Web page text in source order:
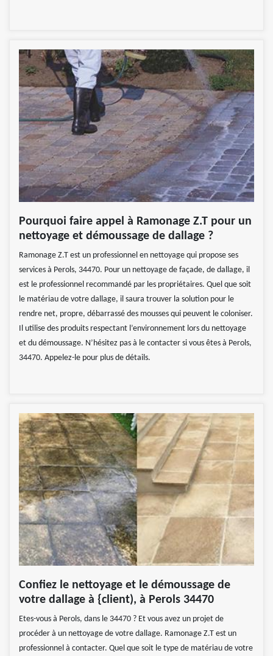
Pourquoi faire appel à Ramonage Z.T pour un
nettoyage et démoussage de dallage ?
Ramonage Z.T est un professionnel en nettoyage qui propose ses
services à Perols, 34470. Pour un nettoyage de façade, de dallage, il
est le professionnel recommandé par les propriétaires. Quel que soit
le matériau de votre dallage, il saura trouver la solution pour le
rendre net, propre, débarrassé des mousses qui peuvent le coloniser.
Il utilise des produits respectant l’environnement lors du nettoyage
et du démoussage. N’hésitez pas à le contacter si vous êtes à Perols,
34470. Appelez-le pour plus de détails.
Confiez le nettoyage et le démoussage de
votre dallage à {client), à Perols 34470
Etes-vous à Perols, dans le 34470 ? Et vous avez un projet de
procéder à un nettoyage de votre dallage. Ramonage Z.T est un
professionnel à contacter. Quel que soit le type de matériau de votre